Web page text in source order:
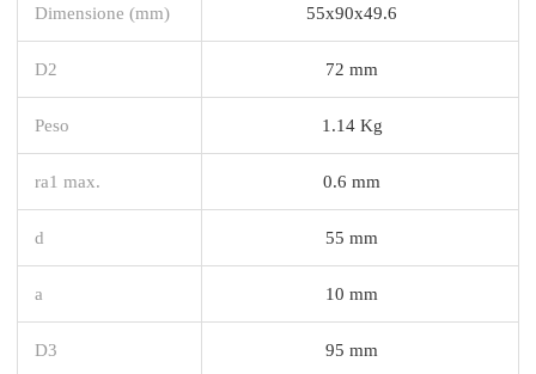
Dimensione (mm) 55x90x49.6
D2 72 mm
Peso 1.14 Kg
ra1 max. 0.6 mm
d 55 mm
a 10 mm
D3 95 mm